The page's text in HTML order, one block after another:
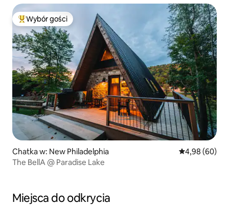
Najpopularniejsze z kategorii Wybór gości
Wybór gości
Chatka w: New Philadelphia Średnia
4,98 (60)
The BellA @ Paradise Lake
Miejsca do odkrycia